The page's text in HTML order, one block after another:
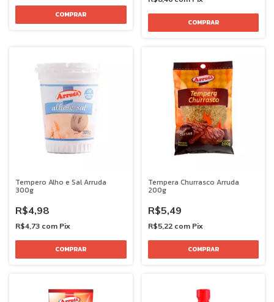
Tempero Alho e Sal Arruda
300g
R$4,98
R$4,73 com Pix
Tempera Churrasco Arruda
200g
R$5,49
R$5,22 com Pix